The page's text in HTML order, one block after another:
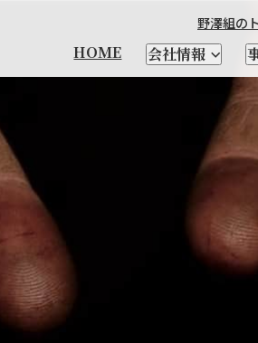
HOME 会社情報
社長メッセージ 野澤組につ
輸入食品
輸出品一覧
衣料繊維加工製造 自社ブラン
優良遺伝子資源 凍結精液・
受精卵
酪農資材・
馬の輸送・家畜生体と
関連資材の輸入
牛・豚・緬
家畜生体、
野澤北海道農場 テクセル羊
CHEESE FM レシピ
会社を知る 人を知る
野澤組の